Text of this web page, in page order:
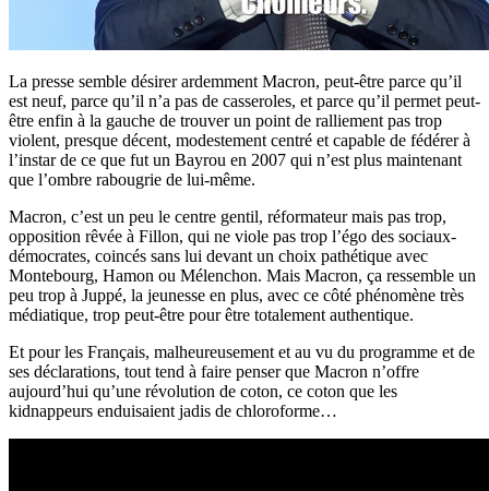
La presse semble désirer ardemment Macron, peut-être parce qu’il
est neuf, parce qu’il n’a pas de casseroles, et parce qu’il permet peut-
être enfin à la gauche de trouver un point de ralliement pas trop
violent, presque décent, modestement centré et capable de fédérer à
l’instar de ce que fut un Bayrou en 2007 qui n’est plus maintenant
que l’ombre rabougrie de lui-même.
Macron, c’est un peu le centre gentil, réformateur mais pas trop,
opposition rêvée à Fillon, qui ne viole pas trop l’égo des sociaux-
démocrates, coincés sans lui devant un choix pathétique avec
Montebourg, Hamon ou Mélenchon. Mais Macron, ça ressemble un
peu trop à Juppé, la jeunesse en plus, avec ce côté phénomène très
médiatique, trop peut-être pour être totalement authentique.
Et pour les Français, malheureusement et au vu du programme et de
ses déclarations, tout tend à faire penser que Macron n’offre
aujourd’hui qu’une révolution de coton, ce coton que les
kidnappeurs enduisaient jadis de chloroforme…